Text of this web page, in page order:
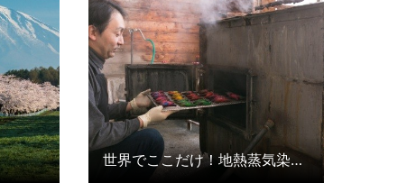
世界でここだけ！地熱蒸気染めの体験【岩手県八幡平市】